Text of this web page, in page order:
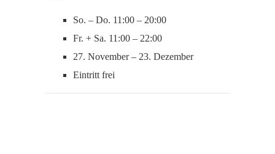
So. – Do. 11:00 – 20:00
Fr. + Sa. 11:00 – 22:00
27. November – 23. Dezember
Eintritt frei